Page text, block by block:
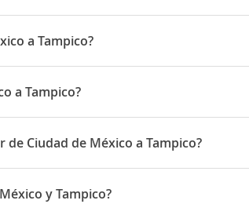
a Tampico?
a Tampico son: Interjet, Aeromexico
a Tampico?
y Tampico es 01:05
de Ciudad de México a Tampico?
a Tampico son Marzo, Enero, Febrero
y Tampico?